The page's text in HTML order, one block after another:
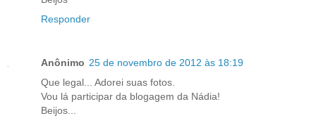
Responder
Anônimo 25 de novembro de 2012 às 18:19
Que legal... Adorei suas fotos.
Vou lá participar da blogagem da Nádia!
Beijos...